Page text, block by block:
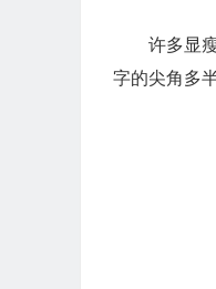
许多显
字的尖角多